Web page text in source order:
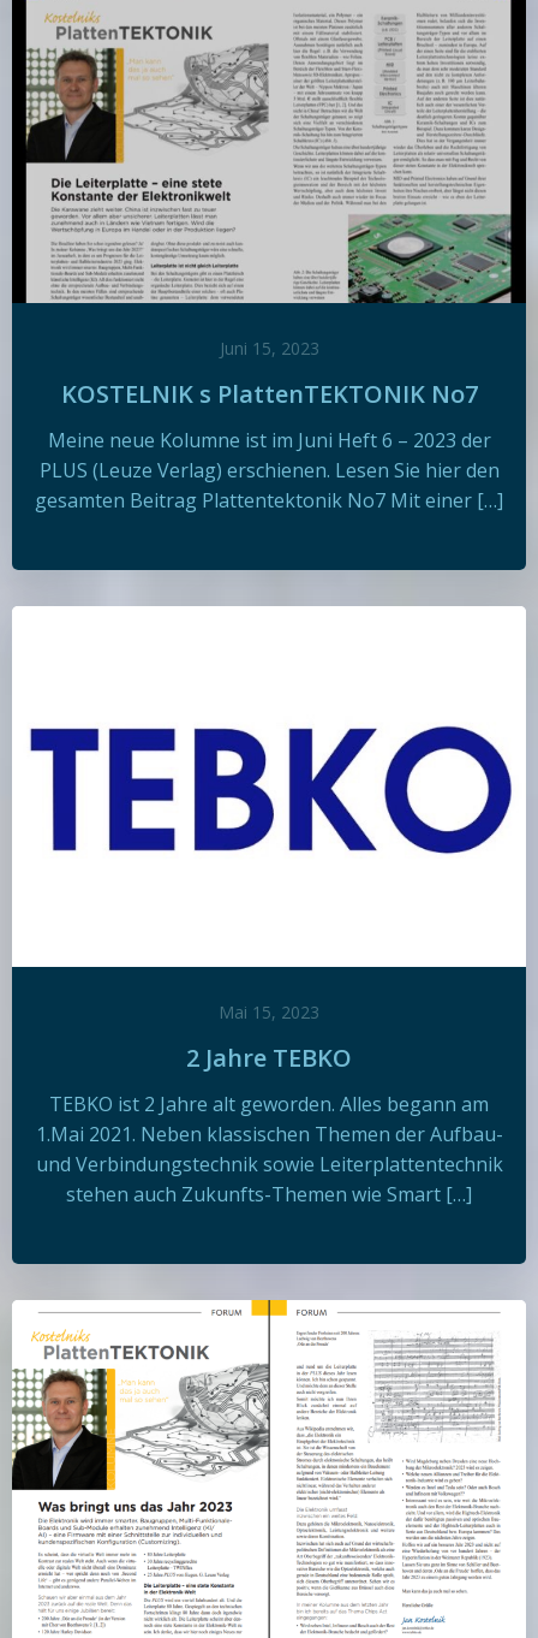
Juni 15, 2023
KOSTELNIK s PlattenTEKTONIK No7
Meine neue Kolumne ist im Juni Heft 6 – 2023 der
PLUS (Leuze Verlag) erschienen. Lesen Sie hier den
gesamten Beitrag Plattentektonik No7 Mit einer […]
Mai 15, 2023
2 Jahre TEBKO
TEBKO ist 2 Jahre alt geworden. Alles begann am
1.Mai 2021. Neben klassischen Themen der Aufbau-
und Verbindungstechnik sowie Leiterplattentechnik
stehen auch Zukunfts-Themen wie Smart […]